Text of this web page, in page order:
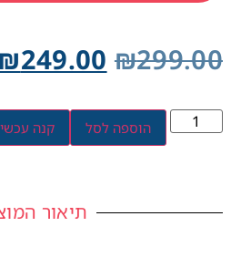
₪299.00
₪249.00
הוספה לסל קנה
תיאור